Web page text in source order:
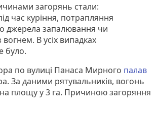
загорянь стали:
час куріння, потрапляння
джерела запалювання чи
В усіх випадках
було.
по вулиці Панаса Мирного палав
За даними рятувальників, вогонь
площу у 3 га. Причиною загоряння